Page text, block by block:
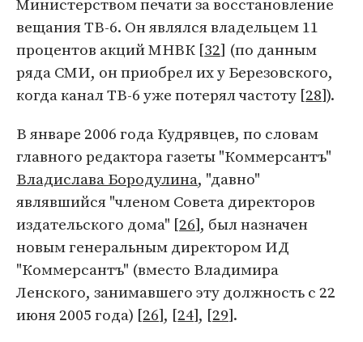
вещания ТВ-6. Он являлся владельцем 11
процентов акций МНВК [32] (по данным
ряда СМИ, он приобрел их у Березовского,
когда канал ТВ-6 уже потерял частоту [28]).
В январе 2006 года Кудрявцев, по словам
главного редактора газеты "Коммерсантъ"
Владислава Бородулина, "давно"
являвшийся "членом Совета директоров
издательского дома" [26], был назначен
новым генеральным директором ИД
"Коммерсантъ" (вместо Владимира
Ленского, занимавшего эту должность с 22
июня 2005 года) [26], [24], [29].